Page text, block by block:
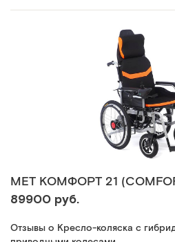
MET КОМФОРТ 21
89900 руб.
Отзывы о Кресло-коляска с